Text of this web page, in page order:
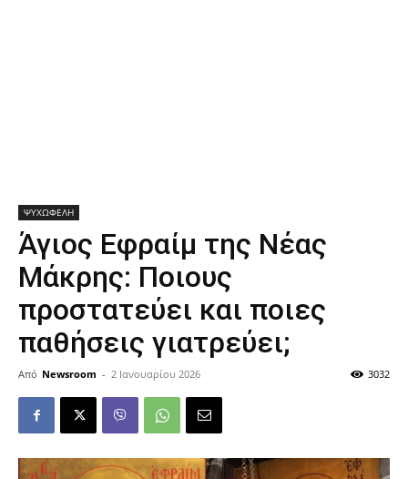
ΨΥΧΩΦΕΛΗ
Άγιος Εφραίμ της Νέας
Μάκρης: Ποιους
προστατεύει και ποιες
παθήσεις γιατρεύει;
Από Newsroom - 2 Ιανουαρίου 2026 3032